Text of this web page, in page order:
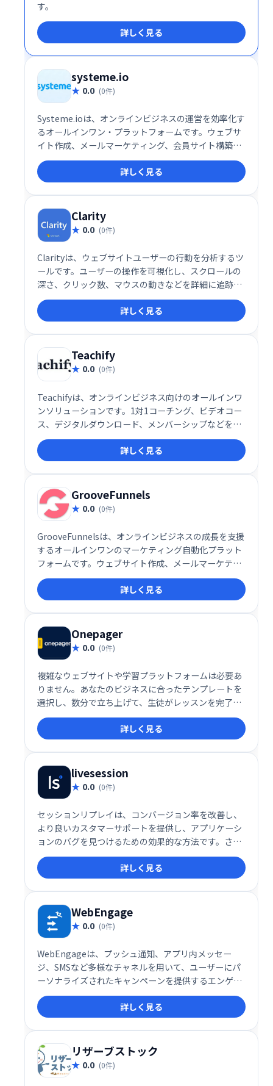
す。
詳しく見る
systeme.io
0.0 (0件)
Systeme.ioは、オンラインビジネスの運営を効率化す
るオールインワン・プラットフォームです。ウェブサ
イト作成、メールマーケティング、会員サイト構築、
アフィリエイト機能など、ビジネスに必要なツールが
全て揃っています。30万人以上の起業家が利用し、そ
の信頼性を証明しています。規模や目的に関わらず、
オンラインビジネスの成長を強力にサポートします。
無料トライアルもご用意していますので、ぜひお試し
ください。
詳しく見る
Clarity
0.0 (0件)
Clarityは、ウェブサイトユーザーの行動を分析するツ
ールです。ユーザーの操作を可視化し、スクロールの
深さ、クリック数、マウスの動きなどを詳細に追跡し
ます。これにより、ユーザーエクスペリエンスの課題
を特定し、ウェブサイトの改善に役立ちます。直感的
なインターフェースで、簡単に分析結果を確認できま
す。ウェブサイトの改善でお悩みの企業様は、Clarity
でユーザー行動を理解し、効果的な改善策を講じまし
ょう。
詳しく見る
Teachify
0.0 (0件)
Teachifyは、オンラインビジネス向けのオールインワ
ンソリューションです。1対1コーチング、ビデオコー
ス、デジタルダウンロード、メンバーシップなどを、
簡単に管理・販売できます。堅牢で洗練されたシステ
ムを、手頃な価格で提供。あなたの才能を収益化し、
ビジネスを成長させましょう！
詳しく見る
GrooveFunnels
0.0 (0件)
GrooveFunnelsは、オンラインビジネスの成長を支援
するオールインワンのマーケティング自動化プラット
フォームです。ウェブサイト作成、メールマーケティ
ング、セールスファネル構築など、ビジネスに必要な
機能を網羅。効率的なマーケティングを実現し、売上
向上に貢献します。
詳しく見る
Onepager
0.0 (0件)
複雑なウェブサイトや学習プラットフォームは必要あ
りません。あなたのビジネスに合ったテンプレートを
選択し、数分で立ち上げて、生徒がレッスンを完了
し、より良い結果を得て、学習体験を愛するのを手伝
ってください。
詳しく見る
livesession
0.0 (0件)
セッションリプレイは、コンバージョン率を改善し、
より良いカスタマーサポートを提供し、アプリケーシ
ョンのバグを見つけるための効果的な方法です。さら
に、LiveSessionには高度なフィルタリング機能が付
属しており、カスタムセグメントを作成できます。こ
れらの機能は、ユーザーの行動についてより多くの洞
察を得るのに役立ちます。
詳しく見る
WebEngage
0.0 (0件)
WebEngageは、プッシュ通知、アプリ内メッセー
ジ、SMSなど多様なチャネルを用いて、ユーザーにパ
ーソナライズされたキャンペーンを提供するエンゲー
ジメントプラットフォームです。コンテキストに応じ
たメッセージ配信で、ユーザーの関心を高め、高いエ
ンゲージメントを実現します。
詳しく見る
リザーブストック
0.0 (0件)